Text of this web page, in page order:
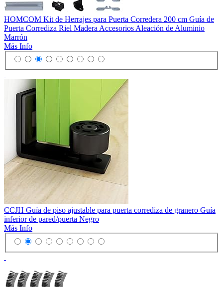
HOMCOM Kit de Herrajes para Puerta Corredera 200 cm Guía de
Puerta Corrediza Riel Madera Accesorios Aleación de Aluminio
Marrón
Más Info
CCJH Guía de piso ajustable para puerta corrediza de granero Guía
inferior de pared/puerta Negro
Más Info